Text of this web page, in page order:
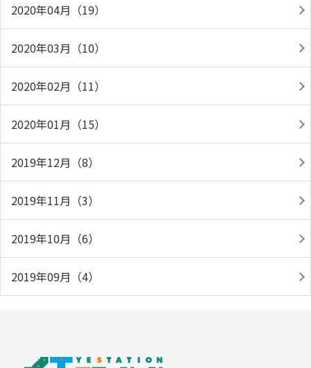
2020年04月（19）
2020年03月（10）
2020年02月（11）
2020年01月（15）
2019年12月（8）
2019年11月（3）
2019年10月（6）
2019年09月（4）